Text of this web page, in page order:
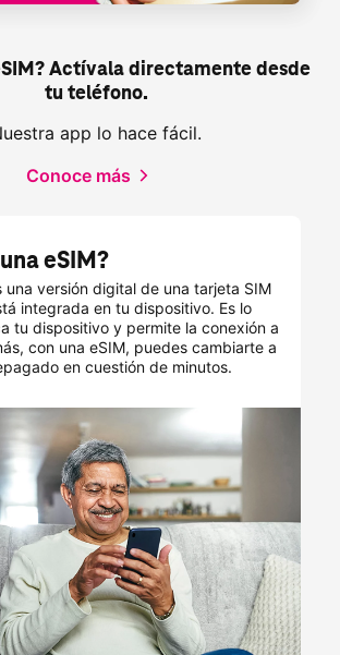
Actívala directamente desde
tu teléfono.
app lo hace fácil.
Conoce más
eSIM?
una versión digital de una tarjeta SIM
integrada en tu dispositivo. Es lo
tu dispositivo y permite la conexión a
con una eSIM, puedes cambiarte a
en cuestión de minutos.